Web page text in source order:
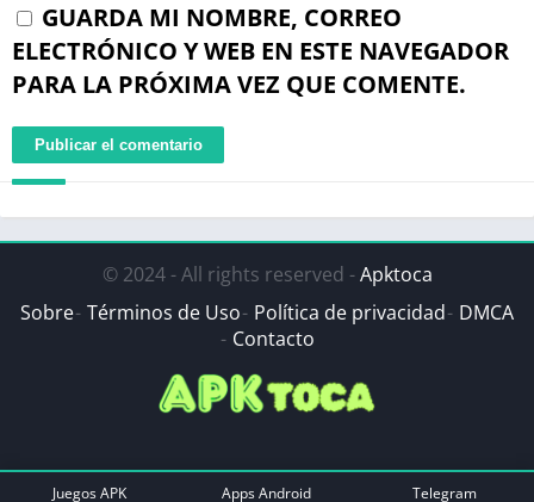
GUARDA MI NOMBRE, CORREO
ELECTRÓNICO Y WEB EN ESTE NAVEGADOR
PARA LA PRÓXIMA VEZ QUE COMENTE.
© 2024 - All rights reserved -Apktoca
Sobre Términos de Uso Política de privacidad DMCA
Contacto
Juegos APK Apps Android Telegram